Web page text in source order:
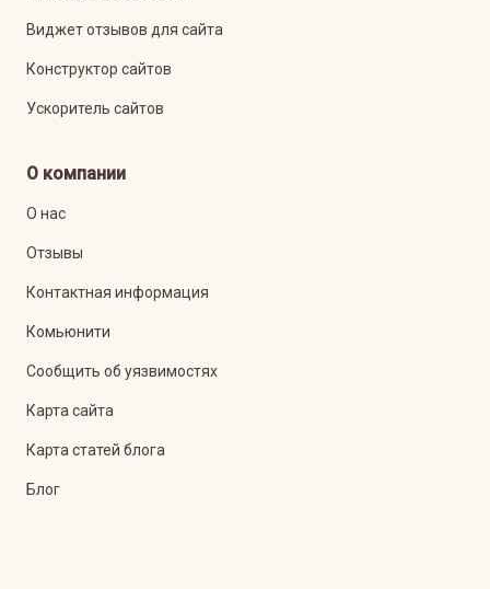
Виджет отзывов для сайта
Конструктор сайтов
Ускоритель сайтов
О компании
О нас
Отзывы
Контактная информация
Комьюнити
Сообщить об уязвимостях
Карта сайта
Карта статей блога
Блог